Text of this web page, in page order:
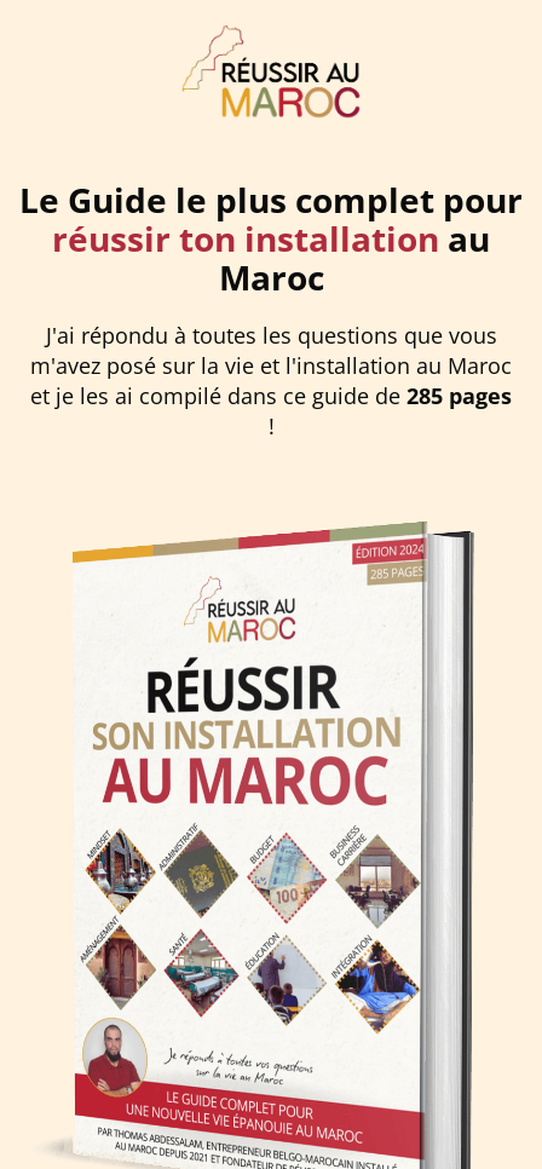
Le Guide le plus complet pour
réussir ton installation au
Maroc
J'ai répondu à toutes les questions que vous
m'avez posé sur la vie et l'installation au Maroc
et je les ai compilé dans ce guide de 285 pages
!